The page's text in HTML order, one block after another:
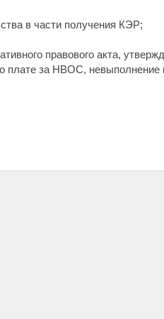
в части получения КЭР;
правового акта,
плате за НВОС,